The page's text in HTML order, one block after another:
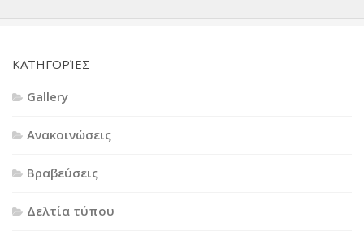
KΑΤΗΓΟΡΊΕΣ
Gallery
Ανακοινώσεις
Βραβεύσεις
Δελτία τύπου